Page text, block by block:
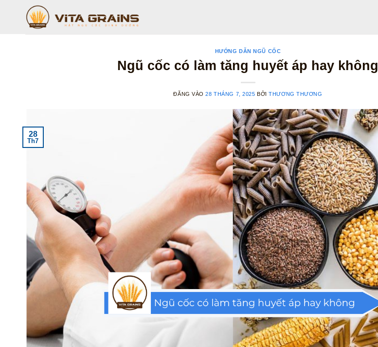
HƯỚNG DẪN NGŨ CỐC
Ngũ cốc có làm tăng huyết áp hay không
ĐĂNG VÀO28 THÁNG 7, 2025 BỞITHƯƠNG THƯƠNG
28
Th7